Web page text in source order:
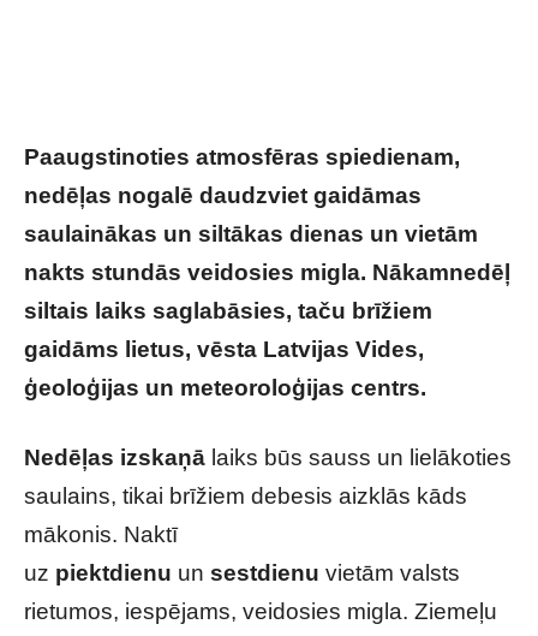
Paaugstinoties atmosfēras spiedienam,
nedēļas nogalē daudzviet gaidāmas
saulainākas un siltākas dienas un vietām
nakts stundās veidosies migla. Nākamnedēļ
siltais laiks saglabāsies, taču brīžiem
gaidāms lietus, vēsta Latvijas Vides,
ģeoloģijas un meteoroloģijas centrs.
Nedēļas izskaņā laiks būs sauss un lielākoties
saulains, tikai brīžiem debesis aizklās kāds
mākonis. Naktī
uz piektdienu un sestdienu vietām valsts
rietumos, iespējams, veidosies migla. Ziemeļu